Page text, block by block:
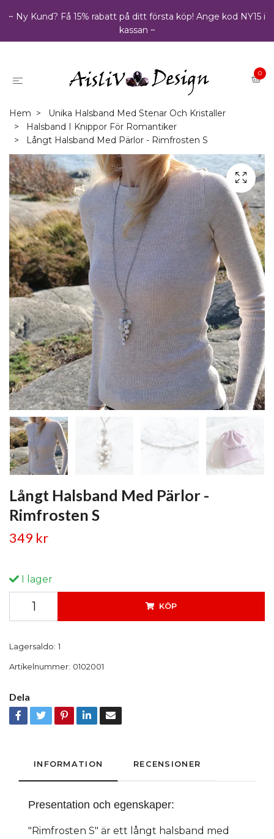
~ Ny Kund? Få 15% rabatt på ditt första köp! Ange kod NY15 i
kassan ~
0
Hem
Unika Halsband Med Stenar Och Kristaller
Halsband I Knippor För Romantiker
Långt Halsband Med Pärlor - Rimfrosten S
Långt Halsband Med Pärlor -
Rimfrosten S
349 kr
I lager
KÖP
Lagersaldo: 1
Artikelnummer: 0102001
Dela
INFORMATION RECENSIONER
Presentation och egenskaper:
"Rimfrosten S" är ett långt halsband med